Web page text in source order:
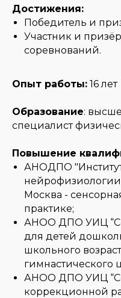
Достижения:
Победитель и
Участник и
соревнований.
Опыт работы: 16 лет
Образование:
специалист
Повышение
АНОДПО
нейрофизиологии
Москва -
практике;
АНОО ДПО УИЦ
для детей
школьного
гимнастического
АНОО ДПО УИЦ
коррекционной